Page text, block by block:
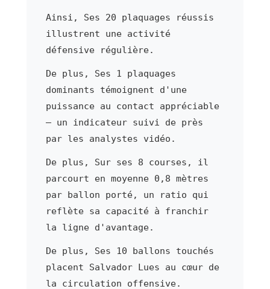
Ainsi, Ses 20 plaquages réussis
illustrent une activité
défensive régulière.
De plus, Ses 1 plaquages
dominants témoignent d'une
puissance au contact appréciable
— un indicateur suivi de près
par les analystes vidéo.
De plus, Sur ses 8 courses, il
parcourt en moyenne 0,8 mètres
par ballon porté, un ratio qui
reflète sa capacité à franchir
la ligne d'avantage.
De plus, Ses 10 ballons touchés
placent Salvador Lues au cœur de
la circulation offensive.